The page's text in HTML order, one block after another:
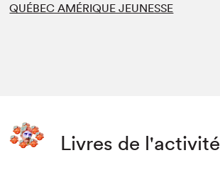
QUÉBEC AMÉRIQUE JEUNESSE
Livres de l'activité